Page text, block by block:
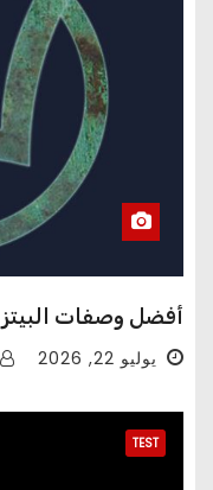
أفضل وصفات
يوليو 22, 2026
TEST